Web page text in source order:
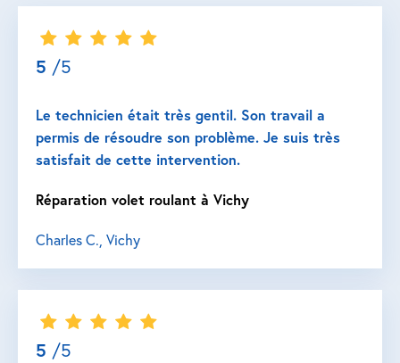
5 /5
Le technicien était très gentil. Son travail a
permis de résoudre son problème. Je suis très
satisfait de cette intervention.
Réparation volet roulant à Vichy
Charles C., Vichy
5 /5